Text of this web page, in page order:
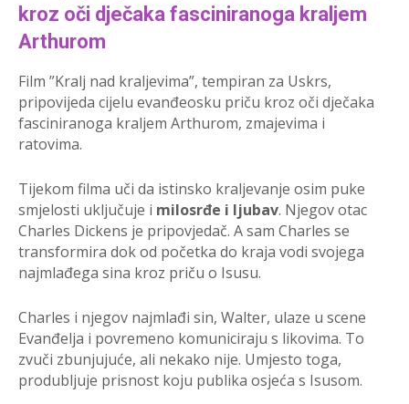
kroz oči dječaka fasciniranoga kraljem
Arthurom
Film ”Kralj nad kraljevima”, tempiran za Uskrs,
pripovijeda cijelu evanđeosku priču kroz oči dječaka
fasciniranoga kraljem Arthurom, zmajevima i
ratovima.
Tijekom filma uči da istinsko kraljevanje osim puke
smjelosti uključuje i milosrđe i ljubav. Njegov otac
Charles Dickens je pripovjedač. A sam Charles se
transformira dok od početka do kraja vodi svojega
najmlađega sina kroz priču o Isusu.
Charles i njegov najmlađi sin, Walter, ulaze u scene
Evanđelja i povremeno komuniciraju s likovima. To
zvuči zbunjujuće, ali nekako nije. Umjesto toga,
produbljuje prisnost koju publika osjeća s Isusom.